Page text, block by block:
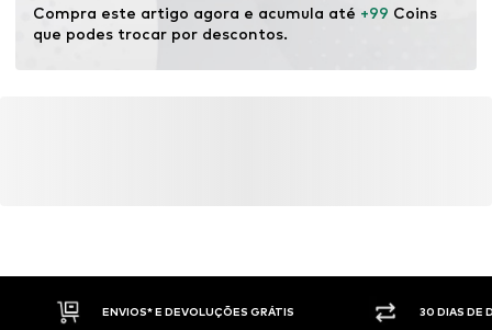
Compra este artigo agora e acumula até +99 Coins
que podes trocar por descontos.
ENVIOS* E DEVOLUÇÕES GRÁTIS 30 DIAS DE